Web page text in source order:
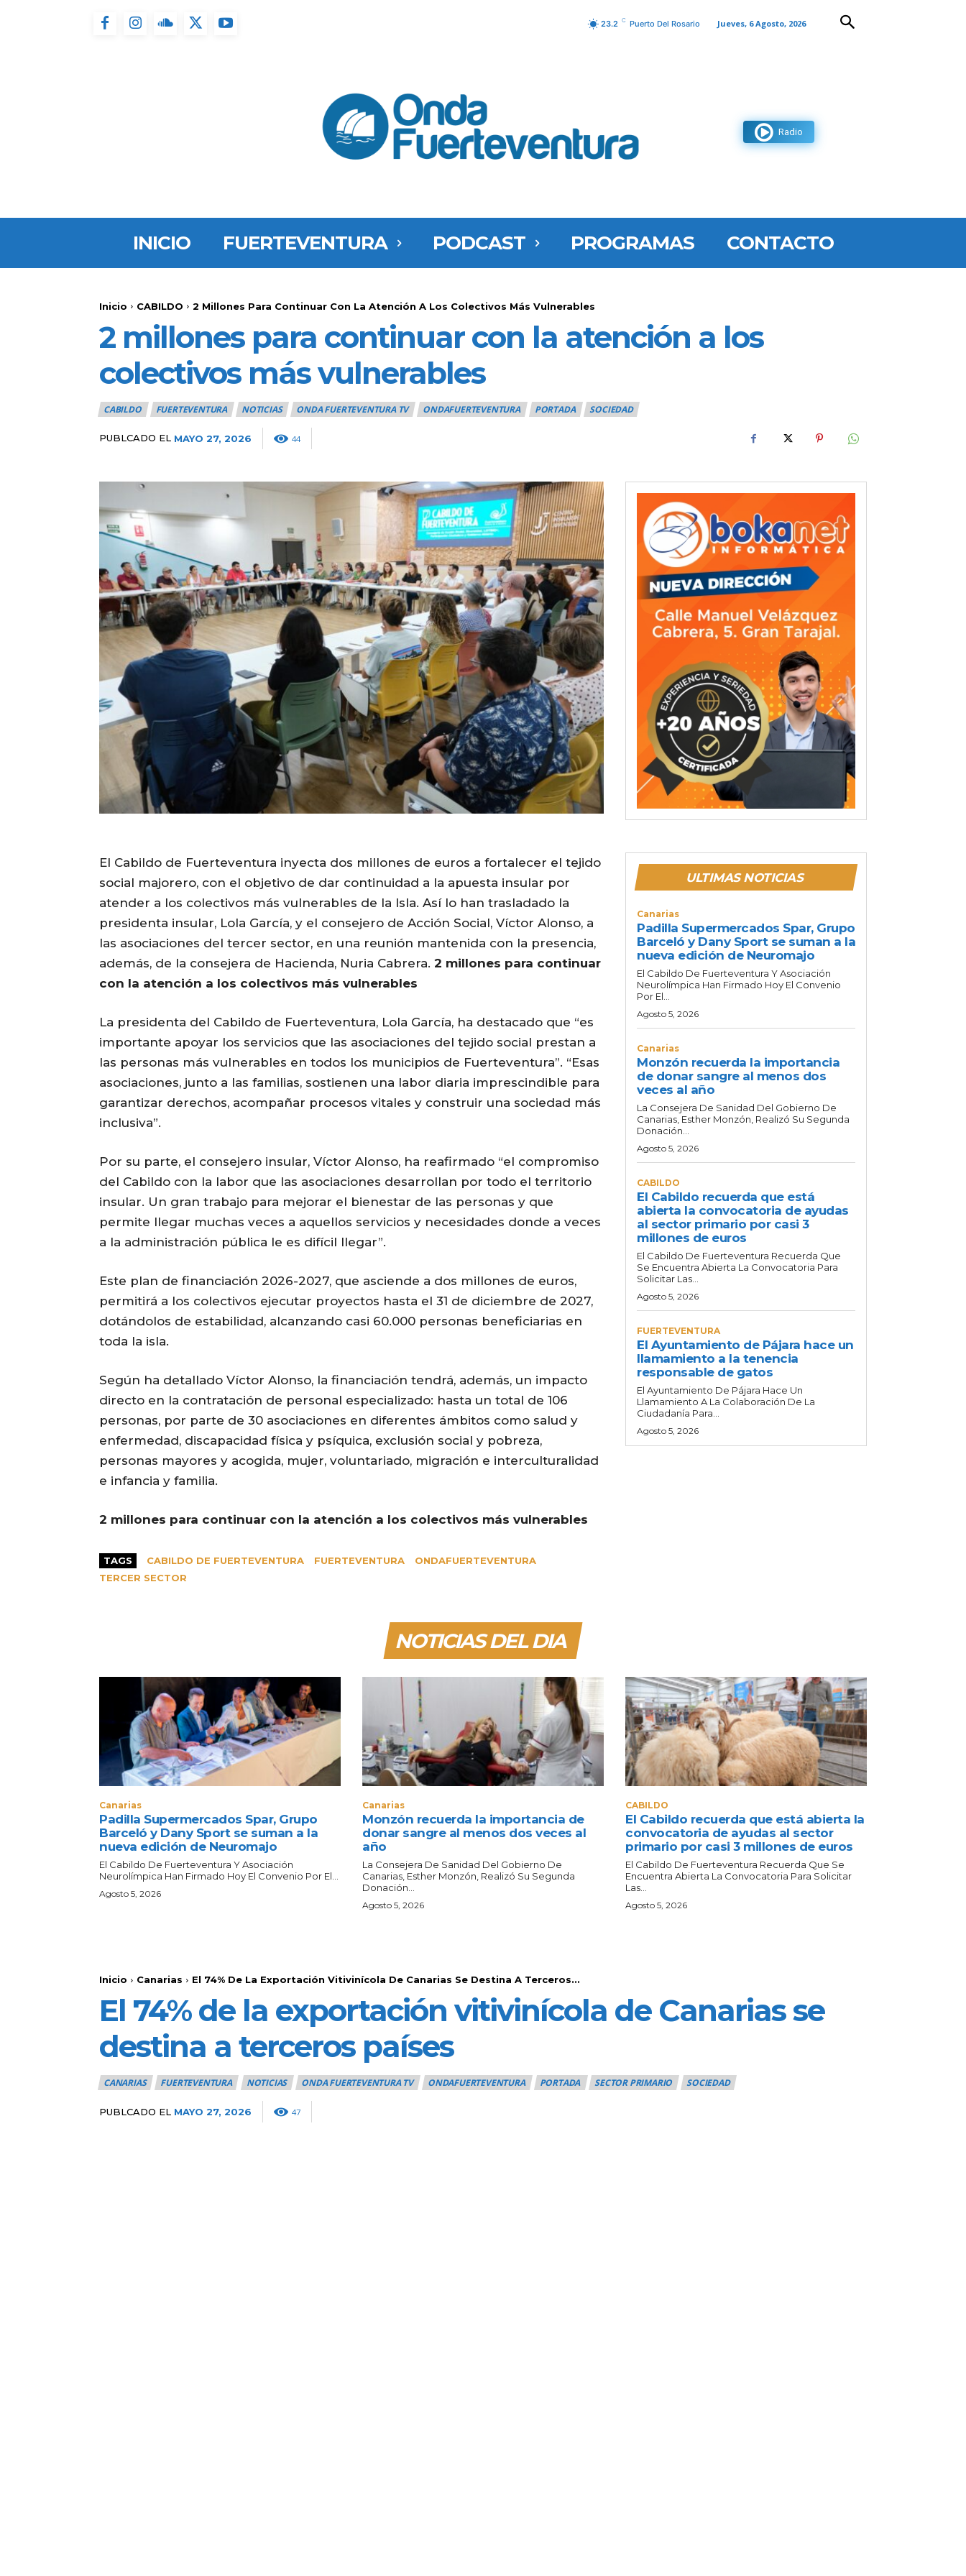
23.2 C Puerto Del Rosario Jueves, 6 Agosto, 2026
Radio
INICIO FUERTEVENTURA PODCAST PROGRAMAS CONTACTO
Inicio CABILDO 2 Millones Para Continuar Con La Atención A Los Colectivos Más Vulnerables
2 millones para continuar con la atención a los
colectivos más vulnerables
CABILDO FUERTEVENTURA NOTICIAS ONDA FUERTEVENTURA TV ONDAFUERTEVENTURA PORTADA SOCIEDAD
PUBLCADO EL MAYO 27, 2026 44
El Cabildo de Fuerteventura inyecta dos millones de euros a fortalecer el tejido
social majorero, con el objetivo de dar continuidad a la apuesta insular por
atender a los colectivos más vulnerables de la Isla. Así lo han trasladado la
presidenta insular, Lola García, y el consejero de Acción Social, Víctor Alonso, a
las asociaciones del tercer sector, en una reunión mantenida con la presencia,
además, de la consejera de Hacienda, Nuria Cabrera. 2 millones para continuar
con la atención a los colectivos más vulnerables
La presidenta del Cabildo de Fuerteventura, Lola García, ha destacado que “es
importante apoyar los servicios que las asociaciones del tejido social prestan a
las personas más vulnerables en todos los municipios de Fuerteventura”. “Esas
asociaciones, junto a las familias, sostienen una labor diaria imprescindible para
garantizar derechos, acompañar procesos vitales y construir una sociedad más
inclusiva”.
Por su parte, el consejero insular, Víctor Alonso, ha reafirmado “el compromiso
del Cabildo con la labor que las asociaciones desarrollan por todo el territorio
insular. Un gran trabajo para mejorar el bienestar de las personas y que
permite llegar muchas veces a aquellos servicios y necesidades donde a veces
a la administración pública le es difícil llegar”.
Este plan de financiación 2026-2027, que asciende a dos millones de euros,
permitirá a los colectivos ejecutar proyectos hasta el 31 de diciembre de 2027,
dotándolos de estabilidad, alcanzando casi 60.000 personas beneficiarias en
toda la isla.
Según ha detallado Víctor Alonso, la financiación tendrá, además, un impacto
directo en la contratación de personal especializado: hasta un total de 106
personas, por parte de 30 asociaciones en diferentes ámbitos como salud y
enfermedad, discapacidad física y psíquica, exclusión social y pobreza,
personas mayores y acogida, mujer, voluntariado, migración e interculturalidad
e infancia y familia.
2 millones para continuar con la atención a los colectivos más vulnerables
TAGS CABILDO DE FUERTEVENTURA FUERTEVENTURA
ONDAFUERTEVENTURA
TERCER SECTOR
ULTIMAS NOTICIAS
Canarias
Padilla Supermercados Spar, Grupo
Barceló y Dany Sport se suman a la
nueva edición de Neuromajo
El Cabildo De Fuerteventura Y Asociación
Neurolímpica Han Firmado Hoy El Convenio
Por El...
Agosto 5, 2026
Canarias
Monzón recuerda la importancia
de donar sangre al menos dos
veces al año
La Consejera De Sanidad Del Gobierno De
Canarias, Esther Monzón, Realizó Su Segunda
Donación...
Agosto 5, 2026
CABILDO
El Cabildo recuerda que está
abierta la convocatoria de ayudas
al sector primario por casi 3
millones de euros
El Cabildo De Fuerteventura Recuerda Que
Se Encuentra Abierta La Convocatoria Para
Solicitar Las...
Agosto 5, 2026
FUERTEVENTURA
El Ayuntamiento de Pájara hace un
llamamiento a la tenencia
responsable de gatos
El Ayuntamiento De Pájara Hace Un
Llamamiento A La Colaboración De La
Ciudadanía Para...
Agosto 5, 2026
NOTICIAS DEL DIA
Canarias
Padilla Supermercados Spar, Grupo
Barceló y Dany Sport se suman a la
nueva edición de Neuromajo
El Cabildo De Fuerteventura Y Asociación
Neurolímpica Han Firmado Hoy El Convenio Por El...
Agosto 5, 2026
Canarias
Monzón recuerda la importancia de
donar sangre al menos dos veces al
año
La Consejera De Sanidad Del Gobierno De
Canarias, Esther Monzón, Realizó Su Segunda
Donación...
Agosto 5, 2026
CABILDO
El Cabildo recuerda que está abierta la
convocatoria de ayudas al sector
primario por casi 3 millones de euros
El Cabildo De Fuerteventura Recuerda Que Se
Encuentra Abierta La Convocatoria Para Solicitar
Las...
Agosto 5, 2026